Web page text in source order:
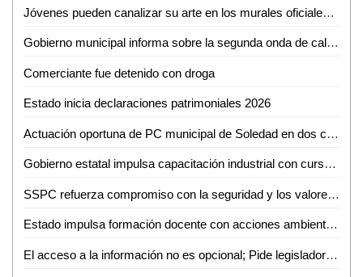
Jóvenes pueden canalizar su arte en los murales oficiales del puerto: Mónica Villareal
Gobierno municipal informa sobre la segunda onda de calor en la región
Comerciante fue detenido con droga
Estado inicia declaraciones patrimoniales 2026
Actuación oportuna de PC municipal de Soledad en dos conatos de incendio
Gobierno estatal impulsa capacitación industrial con cursos especializados en mayo
SSPC refuerza compromiso con la seguridad y los valores nacionales
Estado impulsa formación docente con acciones ambientales y artísticas
El acceso a la información no es opcional; Pide legisladora mejorar atención a grupos vulnerables